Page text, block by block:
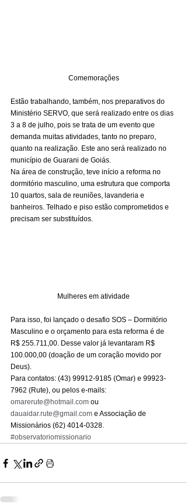
Comemorações
Estão trabalhando, também, nos preparativos do
Ministério SERVO, que será realizado entre os dias
3 a 8 de julho, pois se trata de um evento que
demanda muitas atividades, tanto no preparo,
quanto na realização. Este ano será realizado no
município de Guarani de Goiás.
Na área de construção, teve início a reforma no
dormitório masculino, uma estrutura que comporta
10 quartos, sala de reuniões, lavanderia e
banheiros. Telhado e piso estão comprometidos e
precisam ser substituídos.
Mulheres em atividade
Para isso, foi lançado o desafio SOS – Dormitório
Masculino e o orçamento para esta reforma é de
R$ 255.711,00. Desse valor já levantaram R$
100.000,00 (doação de um coração movido por
Deus).
Para contatos: (43) 99912-9185 (Omar) e 99923-
7962 (Rute), ou pelos e-mails:
omarerute@hotmail.com ou
dauaidar.rute@gmail.com e Associação de
Missionários (62) 4014-0328.
#observatoriomissionario